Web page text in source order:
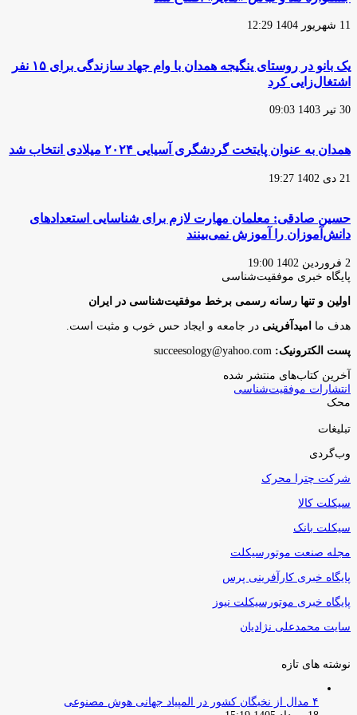
11 شهریور 1404 12:29
یک بانو در روستای ینگیجه همدان با وام جهاد سازندگی برای ۱۵ نفر
اشتغال‌زایی کرد
30 تیر 1403 09:03
همدان به عنوان پایتخت گردشگری آسیایی ۲۰۲۴ میلادی انتخاب شد
21 دی 1402 19:27
حسین صادقی: معلمان مهارت لازم برای شناسایی استعدادهای
دانش‌آموزان را آموزش نمی‌بینند
2 فروردین 1402 19:00
پایگاه‌ خبری موفقیت‌شناسی
اولین و تنها رسانه رسمی برخط موفقیت‌شناسی در ایران
هدف ما امیدآفرینی در جامعه و ایجاد حس خوب و مثبت است.
پست الکترونیک:
آخرین کتاب‌های منتشر شده
انتشارات موفقیت‌شناسی
محک
تبلیغات
وب‌گردی
شرکت چترا محرک
سیکلت کالا
سیکلت بانک
مجله صنعت موتورسیکلت
پایگاه خبری کارآفرینی پرس
پایگاه خبری موتورسیکلت نیوز
سایت محمدعلی نژادیان
نوشته های تازه
۴ مدال از نخبگان کشور در المپیاد جهانی هوش مصنوعی